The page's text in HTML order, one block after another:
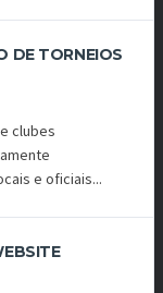
DE TORNEIOS
clubes
e oficiais...